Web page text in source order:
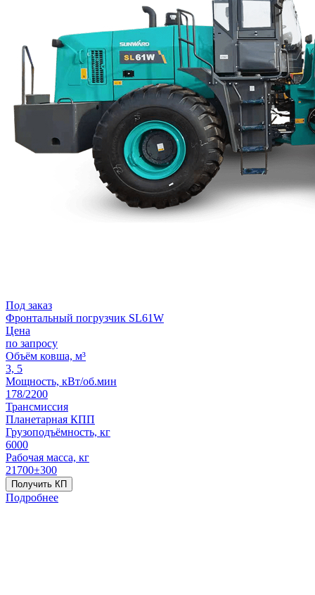
Под заказ
Фронтальный погрузчик SL61W
Цена
по запросу
Объём ковша, м³
3, 5
Мощность, кВт/об.мин
178/2200
Трансмиссия
Планетарная КПП
Грузоподъёмность, кг
6000
Рабочая масса, кг
21700±300
Получить КП
Подробнее